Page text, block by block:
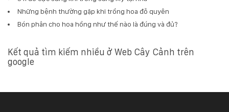
Những bệnh thường gặp khi trồng hoa đỗ quyên
Bón phân cho hoa hồng như thế nào là đúng và đủ?
Kết quả tìm kiếm nhiều ở Web Cây Cảnh trên
google